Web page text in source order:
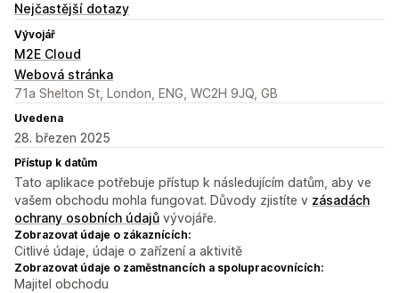
Nejčastější dotazy
Vývojář
M2E Cloud
Webová stránka
71a Shelton St, London, ENG, WC2H 9JQ, GB
Uvedena
28. březen 2025
Přístup k datům
Tato aplikace potřebuje přístup k následujícím datům, aby ve
vašem obchodu mohla fungovat. Důvody zjistíte v zásadách
ochrany osobních údajů vývojáře.
Zobrazovat údaje o zákaznících:
Citlivé údaje, údaje o zařízení a aktivitě
Zobrazovat údaje o zaměstnancích a spolupracovnících:
Majitel obchodu